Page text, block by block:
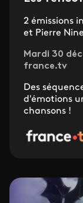
2 émissions
et Pierre
Mardi 30
france.tv
Des
d'émotions
chansons !